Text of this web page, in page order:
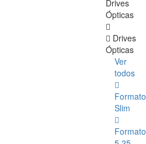
Drives
Ópticas
Drives
Ópticas
Ver
todos
Formato
Slim
Formato